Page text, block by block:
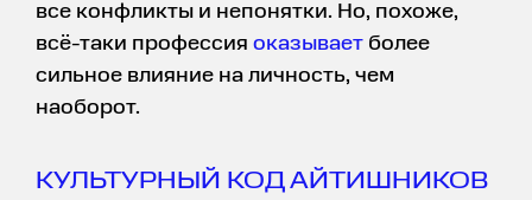
все конфликты и непонятки. Но, похоже,
всё-таки профессия оказывает более
сильное влияние на личность, чем
наоборот.
КУЛЬТУРНЫЙ КОД АЙТИШНИКОВ